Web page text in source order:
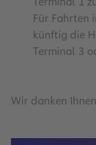
Für Fahrten
künftig die
Terminal 3
Wir danken